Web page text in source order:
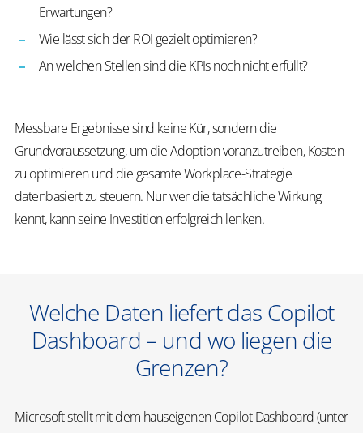
Erwartungen?
Wie lässt sich der ROI gezielt optimieren?
An welchen Stellen sind die KPIs noch nicht erfüllt?
Messbare Ergebnisse sind keine Kür, sondern die
Grundvoraussetzung, um die Adoption voranzutreiben, Kosten
zu optimieren und die gesamte Workplace-Strategie
datenbasiert zu steuern. Nur wer die tatsächliche Wirkung
kennt, kann seine Investition erfolgreich lenken.
Welche Daten liefert das Copilot
Dashboard – und wo liegen die
Grenzen?
Microsoft stellt mit dem hauseigenen Copilot Dashboard (unter